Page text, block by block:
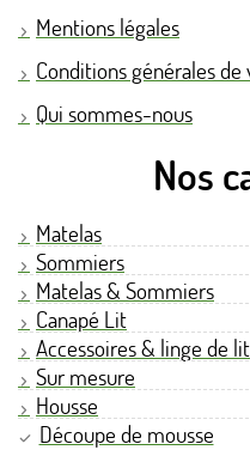
Mentions légales
Conditions générales de
Qui sommes-nous
Nos
Matelas
Sommiers
Matelas & Sommiers
Canapé Lit
Accessoires & linge de lit
Sur mesure
Housse
Découpe de mousse